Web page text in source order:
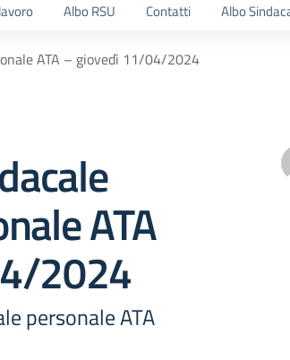
Albo RSU Contatti Albo
ATA – giovedì 11/04/2024
ATA
2024
personale ATA